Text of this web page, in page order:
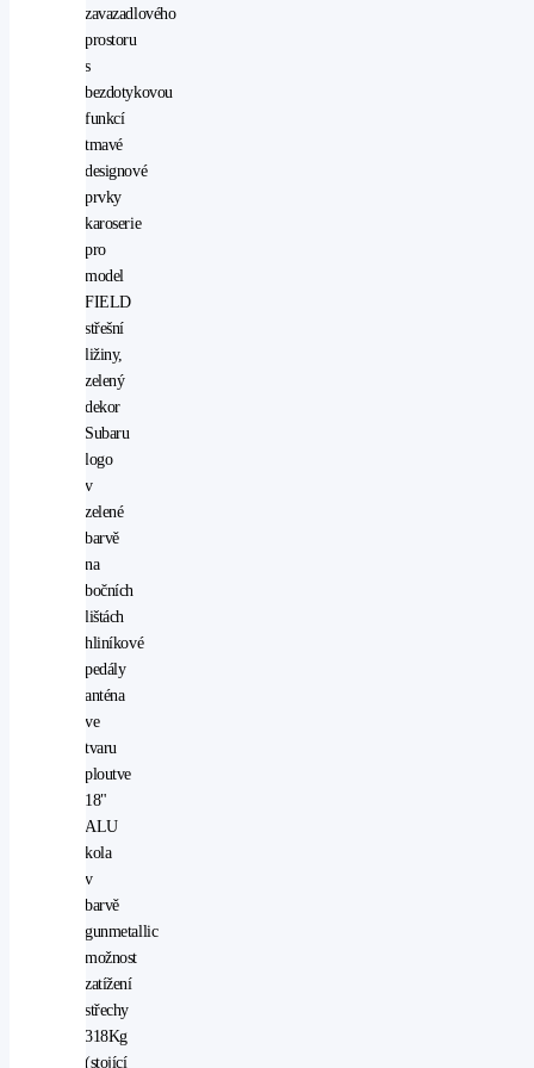
zavazadlového
prostoru
s
bezdotykovou
funkcí
tmavé
designové
prvky
karoserie
pro
model
FIELD
střešní
ližiny,
zelený
dekor
Subaru
logo
v
zelené
barvě
na
bočních
lištách
hliníkové
pedály
anténa
ve
tvaru
ploutve
18"
ALU
kola
v
barvě
gunmetallic
možnost
zatížení
střechy
318Kg
(stojící